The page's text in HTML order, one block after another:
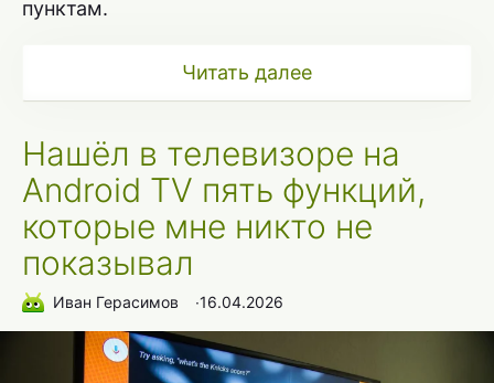
пунктам.
Читать далее
Нашёл в телевизоре на
Android TV пять функций,
которые мне никто не
показывал
Иван Герасимов ∙16.04.2026